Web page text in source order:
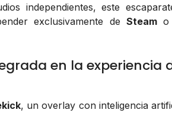
independientes, este
exclusivamente de Steamo
en la experiencia
, un overlay con inteligencia